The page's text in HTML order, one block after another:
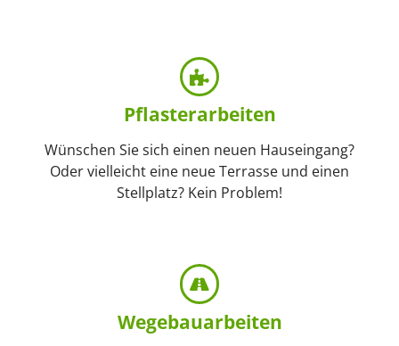
Pflaster­arbeiten
Wünschen Sie sich einen neuen Hauseingang?
Oder vielleicht eine neue Terrasse und einen
Stellplatz? Kein Problem!
Wegebau­arbeiten